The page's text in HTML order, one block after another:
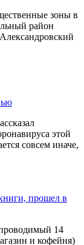
зоны в
район
этой
совсем иначе,
прошел в
14
и кофейня)